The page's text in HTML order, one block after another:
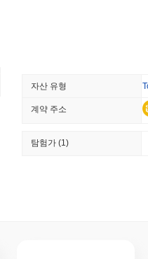
자산 유형
계약 주소
탐험가(1)